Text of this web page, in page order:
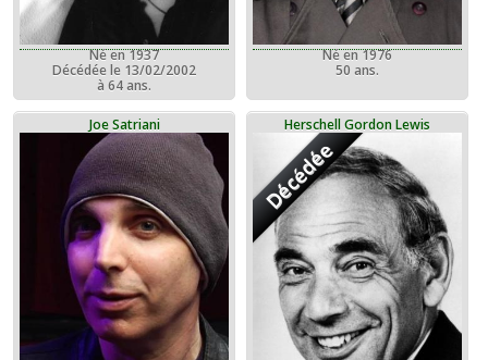
Né en 1937
Décédée le 13/02/2002
à 64 ans.
Né en 1976
50 ans.
Joe Satriani Herschell Gordon Lewis
Décédée